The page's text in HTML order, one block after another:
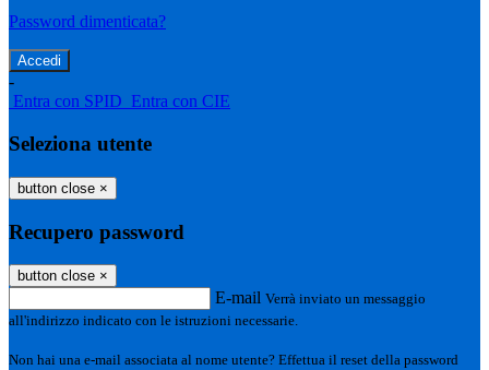
Password dimenticata?
-
Entra con SPID Entra con CIE
Seleziona utente
button close ×
Recupero password
button close ×
E-mail Verrà inviato un messaggio
all'indirizzo indicato con le istruzioni necessarie.
Non hai una e-mail associata al nome utente? Effettua il reset della password